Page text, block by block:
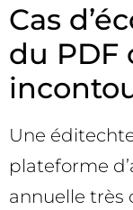
Cas
du PDF
Une
plateforme
annuelle très